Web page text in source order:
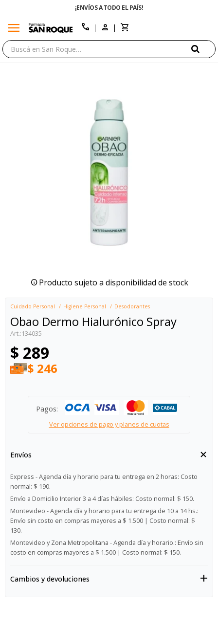
¡ENVÍOS A TODO EL PAÍS!
menu call
Producto sujeto a disponibilidad de stock
Cuidado Personal Higiene Personal Desodorantes
Obao Dermo Hialurónico Spray
134035
$ 289
$ 246
Pagos:
Ver opciones de pago y planes de cuotas
Envíos
Express - Agenda día y horario para tu entrega en 2 horas: Costo
normal: $ 190.
Envío a Domicilio Interior 3 a 4 días hábiles: Costo normal: $ 150.
Montevideo - Agenda día y horario para tu entrega de 10 a 14 hs.:
Envío sin costo en compras mayores a $ 1.500 | Costo normal: $
130.
Montevideo y Zona Metropolitana - Agenda día y horario.: Envío sin
costo en compras mayores a $ 1.500 | Costo normal: $ 150.
Cambios y devoluciones
close